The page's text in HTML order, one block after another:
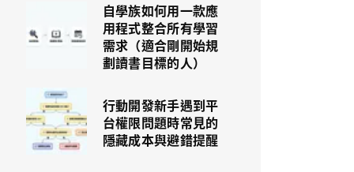
自學族如何用一款應
用程式整合所有學習
需求（適合剛開始規
劃讀書目標的人）
行動開發新手遇到平
台權限問題時常見的
隱藏成本與避錯提醒